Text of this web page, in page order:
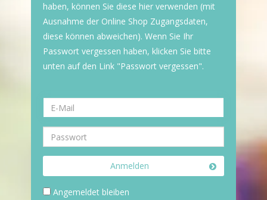
haben, können Sie diese hier verwenden (mit
Ausnahme der Online Shop Zugangsdaten,
diese können abweichen). Wenn Sie Ihr
Passwort vergessen haben, klicken Sie bitte
unten auf den Link "Passwort vergessen".
Anmelden
Angemeldet bleiben